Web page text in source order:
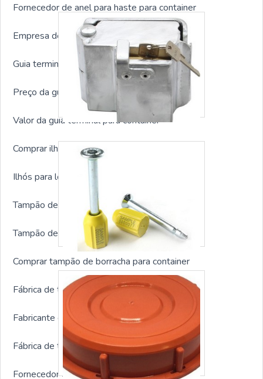
Fornecedor de anel para haste para container
Empresa de anel para haste para container
Guia terminal para container sp
Preço da guia terminal para container
Valor da guia terminal para container
Comprar ilhós para lona para container
Ilhós para lona para container preço
Tampão de borracha para container sp
Tampão de borracha para container preço
Comprar tampão de borracha para container
Fábrica de tampão de borracha para container
Fabricante de travas para container
Fábrica de travas para container
Fornecedor de travas para container